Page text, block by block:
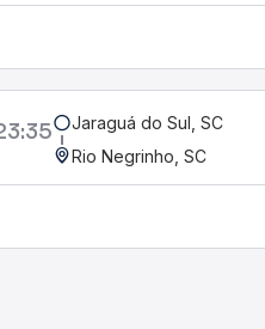
Jaraguá do Sul, SC
Rio Negrinho, SC